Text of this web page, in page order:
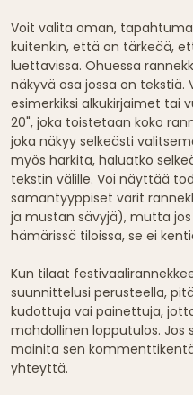
Voit valita oman,
kuitenkin, että on tärkeää,
luettavissa. Ohuessa
näkyvä osa jossa on
esimerkiksi alkukirjaimet tai
20", joka toistetaan koko
joka näkyy selkeästi
myös harkita, haluatko
tekstin välille. Voi näyttää
samantyyppiset värit
ja mustan sävyjä), mutta
hämärissä tiloissa, se ei
Kun tilaat
suunnittelusi perusteella,
kudottuja vai painettuja,
mahdollinen lopputulos. Jos
mainita sen
yhteyttä.